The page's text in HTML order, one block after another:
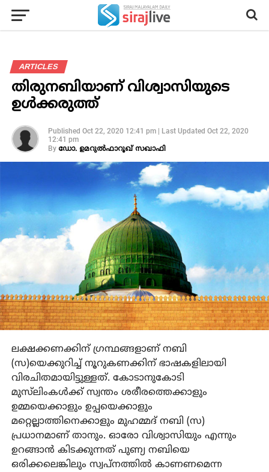
ARTICLES
തിരുനബിയാണ് വിശ്വാസിയുടെ
ഉള്‍ക്കരുത്ത്
Published Oct 22, 2020 12:41 pm| Last Updated Oct 22, 2020
12:41 pm
By ഡോ. ഉമറുല്‍ഫാറൂഖ് സഖാഫി
ലക്ഷക്കണക്കിന് ഗ്രന്ഥങ്ങളാണ് നബി
(സ)യെക്കുറിച്ച് നൂറുകണക്കിന് ഭാഷകളിലായി
വിരചിതമായിട്ടുള്ളത്. കോടാനുകോടി
മുസ്‌ലിംകള്‍ക്ക് സ്വന്തം ശരീരത്തെക്കാളും
ഉമ്മയെക്കാളും ഉപ്പയെക്കാളും
മറ്റെല്ലാത്തിനെക്കാളും മുഹമ്മദ് നബി (സ)
പ്രധാനമാണ് താനും. ഓരോ വിശ്വാസിയും എന്നും
ഉറങ്ങാന്‍ കിടക്കുന്നത് പുണ്യ നബിയെ
ഒരിക്കലെങ്കിലും സ്വപ്‌നത്തില്‍ കാണണമെന്ന